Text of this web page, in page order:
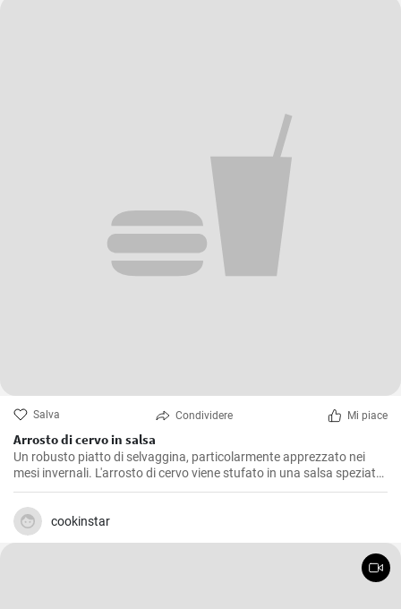
Salva Condividere Mi piace
Arrosto di cervo in salsa
Un robusto piatto di selvaggina, particolarmente apprezzato nei
mesi invernali. L'arrosto di cervo viene stufato in una salsa speziata,
rendendolo particolarmente tenero e succulento. Il piatto è meglio
servito con gnocchi e cavolo rosso.
cookinstar